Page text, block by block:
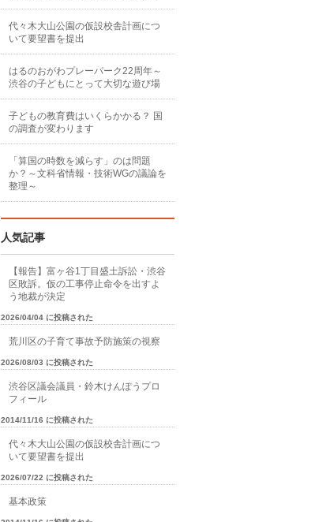
代々木大山公園の仮設校舎計画につ
いて要望書を提出
はるのおがわプレーパーク22周年～
渋谷の子どもにとって大切な遊び場
子どもの教育費はいくらかかる？ 国
の調査が変わります
「算国の時数を減らす」のは問題
か？～文科省情報・技術WGの議論を
整理～
人気記事
【報告】富ヶ谷1丁目盛土訴訟・渋谷
区敗訴。仮の工事停止命令を出すよ
う地裁が決定
2026/04/04 に投稿された
荒川区の子育て事故予防施策の視察
2026/08/03 に投稿された
渋谷区議会議員・鈴木けんぽうプロ
フィール
2014/11/16 に投稿された
代々木大山公園の仮設校舎計画につ
いて要望書を提出
2026/07/22 に投稿された
基本政策